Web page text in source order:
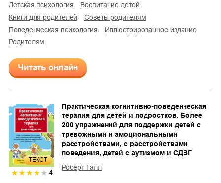
детская психология
воспитание детей
книги для родителей
советы родителям
поведенческая психология
иллюстрированное издание
родителям
Читать онлайн
ТЕКСТ
4
Практическая когнитивно-поведенческая
терапия для детей и подростков. Более
200 упражнений для поддержки детей с
тревожными и эмоциональными
расстройствами, с расстройствами
поведения, детей с аутизмом и СДВГ
Роберт Галл